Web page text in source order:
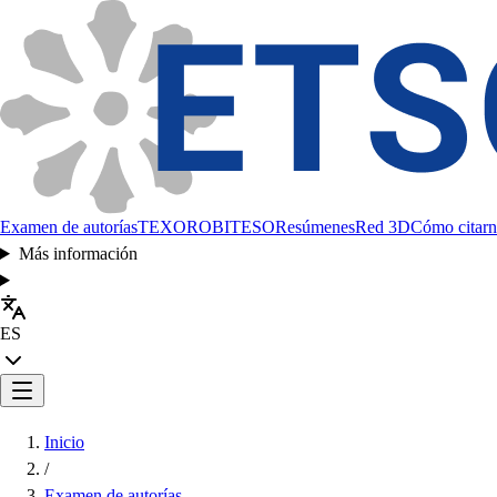
Examen de autoríasTEXOROBITESOResúmenesRed 3DCómo
Más información
ES
Inicio
/